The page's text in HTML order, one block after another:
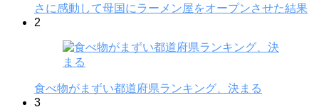
さに感動して母国にラーメン屋をオープンさせた結果
2
食べ物がまずい都道府県ランキング、決まる
3